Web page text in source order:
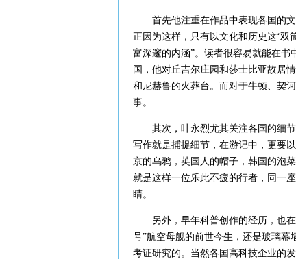
首先他注重在作品中表现各国的文
正因为这样，只有以文化和历史这‘
富深邃的内涵”。读者很容易就能在
国，他对丘吉尔庄园和莎士比亚故居
和尼赫鲁的火葬台。而对于牛顿、契
事。
其次，叶永烈尤其关注各国的细节
写作就是捕捉细节，在游记中，更要
京的乌鸦，英国人的帽子，韩国的泡
就是这样一位乐此不疲的行者，同一
睛。
另外，早年科普创作的经历，也在
号”航空母舰的前世今生，还是玻璃
考证研究的。当然各国高科技企业的